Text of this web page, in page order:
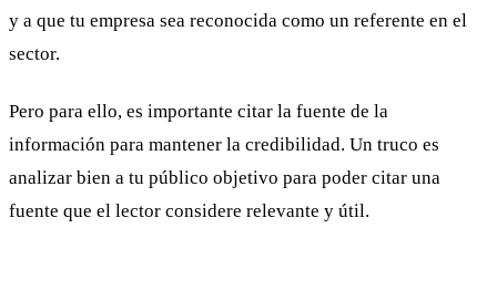
y a que tu empresa sea reconocida como un referente en el
sector.
Pero para ello, es importante citar la fuente de la
información para mantener la credibilidad. Un truco es
analizar bien a tu público objetivo para poder citar una
fuente que el lector considere relevante y útil.